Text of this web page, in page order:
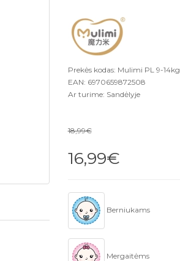
Prekės kodas: Mulimi PL 9-
EAN: 6970659872508
Ar turime: Sandėlyje
18,99€
16,99€
Berniukams
Mergaitėms